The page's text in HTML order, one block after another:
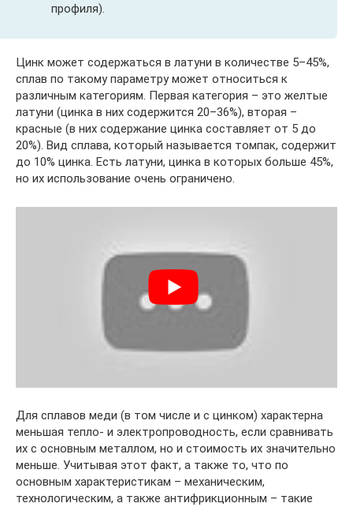
профиля).
Цинк может содержаться в латуни в количестве 5–45%,
сплав по такому параметру может относиться к
различным категориям. Первая категория – это желтые
латуни (цинка в них содержится 20–36%), вторая –
красные (в них содержание цинка составляет от 5 до
20%). Вид сплава, который называется томпак, содержит
до 10% цинка. Есть латуни, цинка в которых больше 45%,
но их использование очень ограничено.
Для сплавов меди (в том числе и с цинком) характерна
меньшая тепло- и электропроводность, если сравнивать
их с основным металлом, но и стоимость их значительно
меньше. Учитывая этот факт, а также то, что по
основным характеристикам – механическим,
технологическим, а также антифрикционным – такие